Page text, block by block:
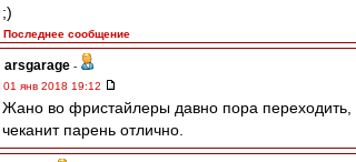
;)
Последнее сообщение
arsgarage -
01 янв 2018 19:12
Жано во фристайлеры давно пора переходить,
чеканит парень отлично.